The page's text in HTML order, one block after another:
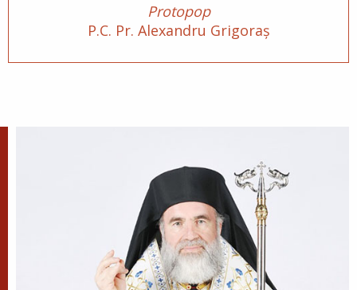
Protopop
P.C. Pr. Alexandru Grigoraș